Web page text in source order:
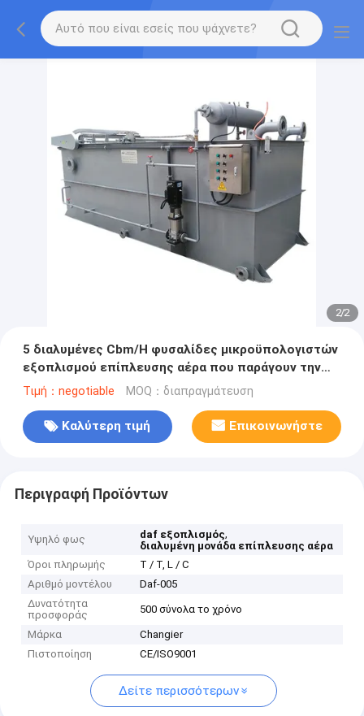
2/2
5 διαλυμένες Cbm/H φυσαλίδες μικροϋπολογιστών
εξοπλισμού επίπλευσης αέρα που παράγουν την
τεχνολογία
Τιμή：negotiable MOQ：διαπραγμάτευση
Καλύτερη τιμή Επικοινωνήστε
Περιγραφή Προϊόντων
Υψηλό φως daf εξοπλισμός,
διαλυμένη μονάδα επίπλευσης αέρα
Όροι πληρωμής
T / T, L / C
Αριθμό μοντέλου
Daf-005
Δυνατότητα
προσφοράς
500 σύνολα το χρόνο
Μάρκα
Changier
Πιστοποίηση
CE/ISO9001
Δείτε περισσότερων